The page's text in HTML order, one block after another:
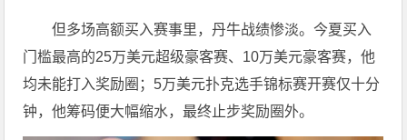
但多场高额买入赛事里，丹牛战绩惨淡。今夏买入
门槛最高的25万美元超级豪客赛、10万美元豪客赛，他
均未能打入奖励圈；5万美元扑克选手锦标赛开赛仅十分
钟，他筹码便大幅缩水，最终止步奖励圈外。